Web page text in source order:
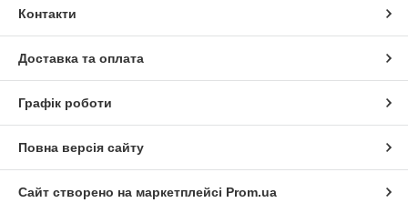
Контакти
Доставка та оплата
Графік роботи
Повна версія сайту
Сайт створено на маркетплейсі Prom.ua